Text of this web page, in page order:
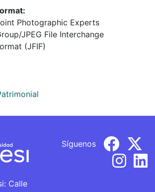
Photographic Experts
JPEG File Interchange
(JFIF)
Calle
Síguenos